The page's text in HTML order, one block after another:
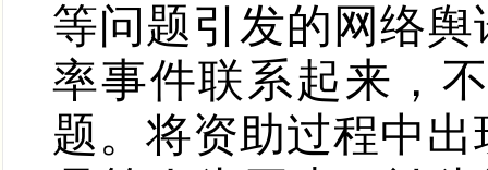
等问题引发的网络
率事件联系起来，
题。将资助过程中